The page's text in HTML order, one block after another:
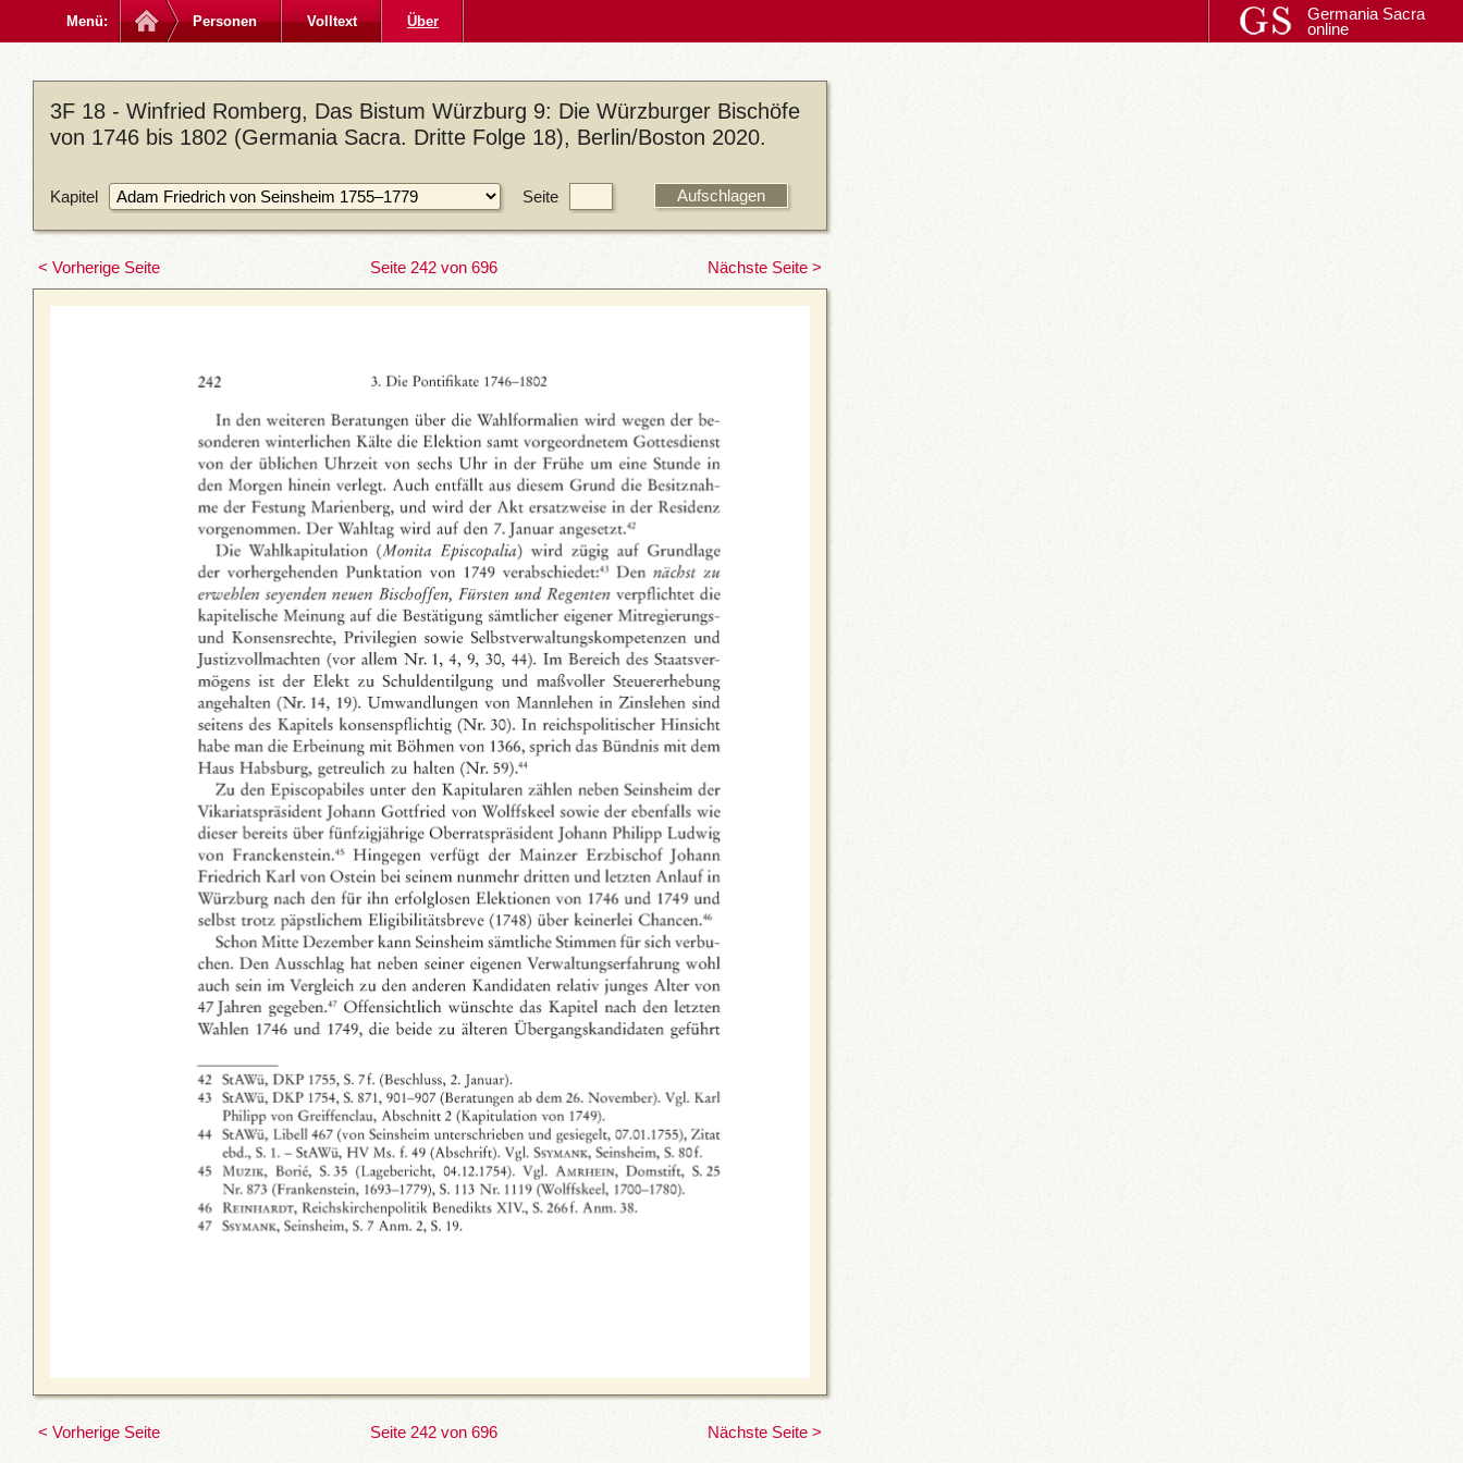
Menü: Personen Volltext Über
Germania Sacra
online
3F 18 - Winfried Romberg, Das Bistum Würzburg 9: Die Würzburger Bischöfe
von 1746 bis 1802 (Germania Sacra. Dritte Folge 18), Berlin/Boston 2020.
Kapitel Seite
< Vorherige Seite Seite 242 von 696 Nächste Seite >
< Vorherige Seite Seite 242 von 696 Nächste Seite >